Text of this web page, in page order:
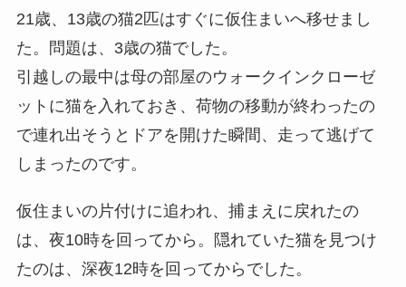
21歳、13歳の猫2匹はすぐに仮住まいへ移せまし
た。問題は、3歳の猫でした。
引越しの最中は母の部屋のウォークインクローゼ
ットに猫を入れておき、荷物の移動が終わったの
で連れ出そうとドアを開けた瞬間、走って逃げて
しまったのです。
仮住まいの片付けに追われ、捕まえに戻れたの
は、夜10時を回ってから。隠れていた猫を見つけ
たのは、深夜12時を回ってからでした。